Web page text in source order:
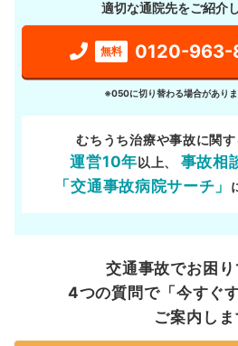
適切な通院先をご紹介
無料 0120-963-
※050に切り替わる場合がありま
むちうち治療や事故に関す
運営10年以上、 事故相
「交通事故病院サーチ」
交通事故でお困り
4つの質問で「今すぐ
ご案内しま